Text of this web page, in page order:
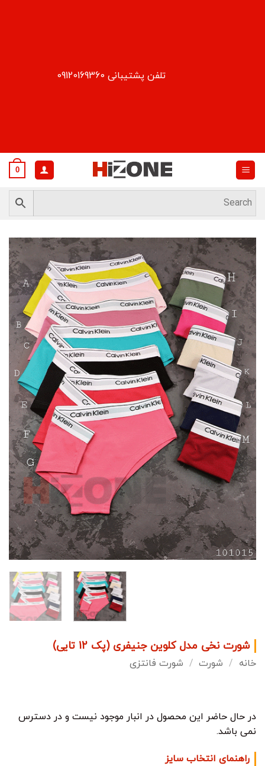
تلفن پشتیبانی 09120169360
0
شورت نخی مدل کلوین جنیفری (پک 12 تایی)
خانه / شورت / شورت فانتزی
در حال حاضر این محصول در انبار موجود نیست و در دسترس
نمی باشد.
راهنمای انتخاب سایز